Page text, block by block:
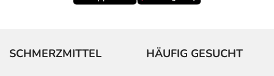
SCHMERZMITTEL HÄUFIG GESUCHT